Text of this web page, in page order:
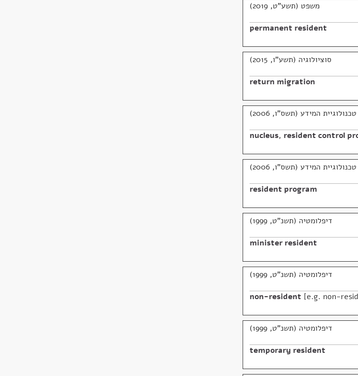
משפט (תשע"ט, 2019)
permanent resident
סוציולוגיה (תשע"ו, 2015)
return migration
טכנולוגיית המידע (תשס"ו, 2006)
nucleus, resident control
טכנולוגיית המידע (תשס"ו, 2006)
resident program
דיפלומטיה (תשנ"ט, 1999)
minister resident
דיפלומטיה (תשנ"ט, 1999)
non-resident e.g. non-
דיפלומטיה (תשנ"ט, 1999)
temporary resident